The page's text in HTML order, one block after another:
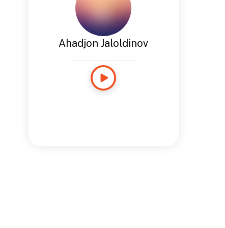
Ahadjon Jaloldinov